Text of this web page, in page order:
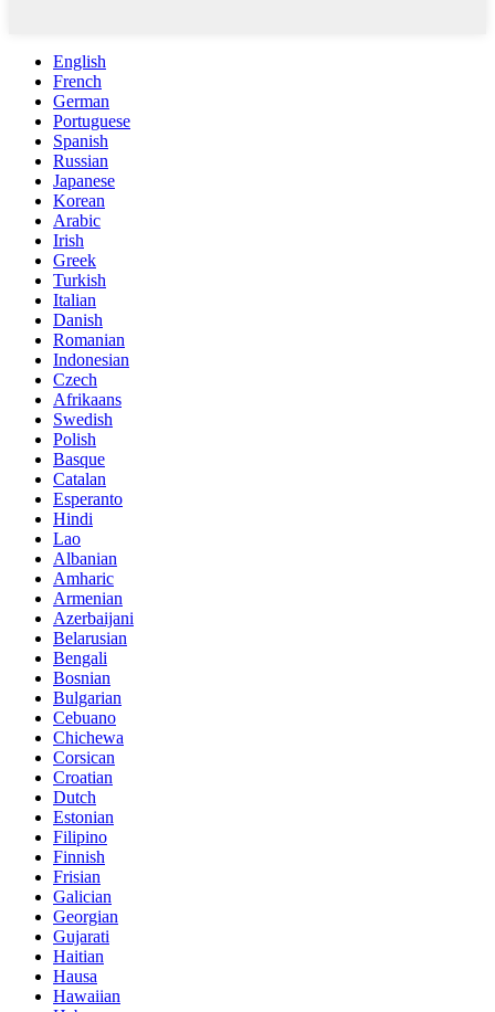
English
French
German
Portuguese
Spanish
Russian
Japanese
Korean
Arabic
Irish
Greek
Turkish
Italian
Danish
Romanian
Indonesian
Czech
Afrikaans
Swedish
Polish
Basque
Catalan
Esperanto
Hindi
Lao
Albanian
Amharic
Armenian
Azerbaijani
Belarusian
Bengali
Bosnian
Bulgarian
Cebuano
Chichewa
Corsican
Croatian
Dutch
Estonian
Filipino
Finnish
Frisian
Galician
Georgian
Gujarati
Haitian
Hausa
Hawaiian